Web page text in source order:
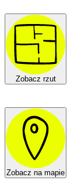
Zobacz rzut
Zobacz na mapie